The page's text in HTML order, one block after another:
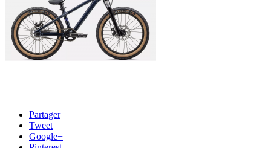
Partager
Tweet
Google+